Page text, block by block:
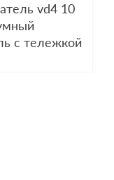
vd4 10
с тележкой